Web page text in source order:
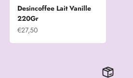
Desincoffee Lait Vanille
220Gr
Prix de vente
€27,50